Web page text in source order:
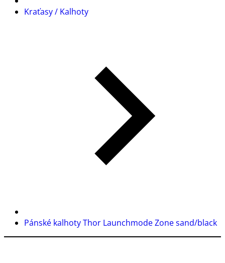
Kraťasy / Kalhoty
Pánské kalhoty Thor Launchmode Zone sand/black